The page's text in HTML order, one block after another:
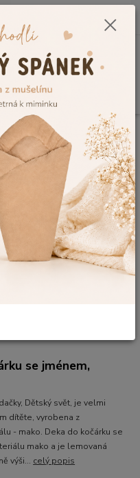
0,00 Kč
deky se jménem
Dětská deka se
02
a datem
DVOJITÁ 02
se jménem,
Dětský svět, je velmi
dítěte, vyrobena z
- mako. Deka do kočárku se
mako a je lemovaná
výši... celý popis